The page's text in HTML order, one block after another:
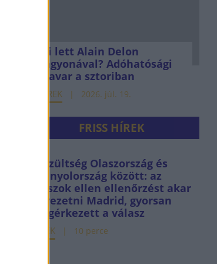
Mi lett Alain Delon
vagyonával? Adóhatósági
csavar a sztoriban
HÍREK 2026. júl. 19.
FRISS HÍREK
Feszültség Olaszország és
Spanyolország között: az
olaszok ellen ellenőrzést akar
bevezetni Madrid, gyorsan
megérkezett a válasz
HÍREK 10 perce